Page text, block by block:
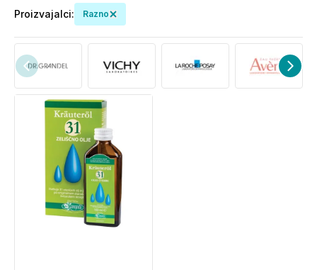
Proizvajalci: Razno